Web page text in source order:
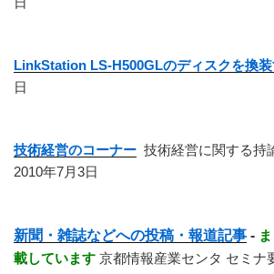
LinkStation LS-H500GLのディスクを換装
日
技術経営のコーナー 技術経営に関する持
2010年7月3日
新聞・雑誌などへの投稿・報道記事 -
載しています 京都情報産業センタ セミナ